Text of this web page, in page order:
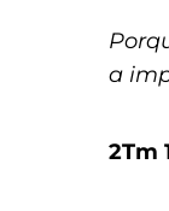
a
2Tm